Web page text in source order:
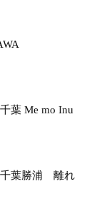
葉 Me mo Inu
千葉勝浦 離れ